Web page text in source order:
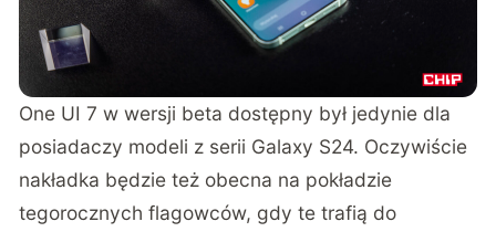
One UI 7 w wersji beta dostępny był jedynie dla
posiadaczy modeli z serii Galaxy S24. Oczywiście
nakładka będzie też obecna na pokładzie
tegorocznych flagowców, gdy te trafią do